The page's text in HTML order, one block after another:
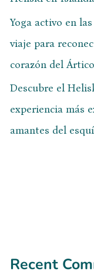
Yoga activo en
viaje para
corazón del Ártico
Descubre el
experiencia más
amantes del esquí
Recent